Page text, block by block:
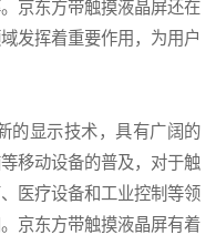
京东方带触摸液晶屏还在
发挥着重要作用，为用户
的显示技术，具有广阔的
移动设备的普及，对于触
医疗设备和工业控制等领
京东方带触摸液晶屏有着